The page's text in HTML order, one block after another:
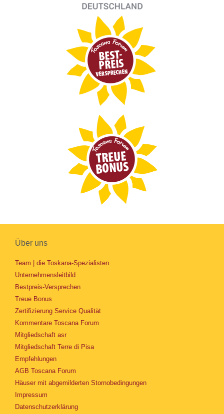
Über uns
Team | die Toskana-Spezialisten
Unternehmensleitbild
Bestpreis-Versprechen
Treue Bonus
Zertifizierung Service Qualität
Kommentare Toscana Forum
Mitgliedschaft asr
Mitgliedschaft Terre di Pisa
Empfehlungen
AGB Toscana Forum
Häuser mit abgemilderten Stornobedingungen
Impressum
Datenschutzerklärung